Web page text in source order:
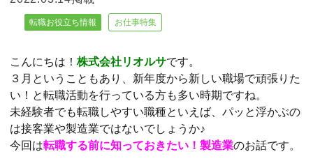
転職お役立ち情報 お仕事特集
こんにちは！ 株式会社リオルサです。
３月ということもあり、新年度から新しい職場で頑張りた
い！と転職活動を行っている方も多い時期ですね。
未経験者でも転職しやすい職種といえば、パッと浮かぶの
は接客業や製造業ではないでしょうか♪
今回は転職する前に知っておきたい！製造業のお話です。